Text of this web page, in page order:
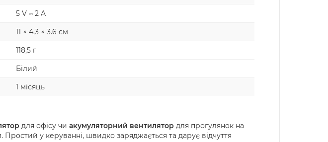
5 V ⎓ 2 A
11 × 4,3 × 3.6 см
118,5 г
Білий
1 місяць
для офісу чи акумуляторний вентилятор для прогулянок на
у керуванні, швидко заряджається та дарує відчуття